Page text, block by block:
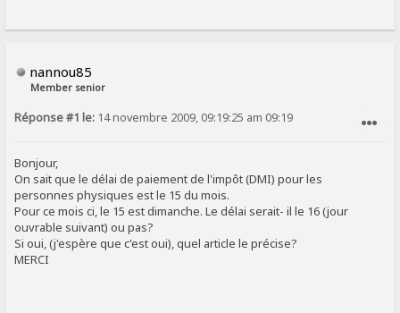
nannou85
Member senior
Réponse #1 le: 14 novembre 2009, 09:19:25 am 09:19
Bonjour,
On sait que le délai de paiement de l'impôt (DMI) pour les
personnes physiques est le 15 du mois.
Pour ce mois ci, le 15 est dimanche. Le délai serait- il le 16 (jour
ouvrable suivant) ou pas?
Si oui, (j'espère que c'est oui), quel article le précise?
MERCI